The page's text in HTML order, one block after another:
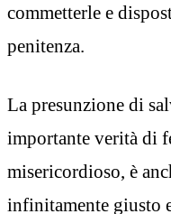
commetterle e
penitenza.
La presunzione di
importante verità di
misericordioso, è
infinitamente giusto